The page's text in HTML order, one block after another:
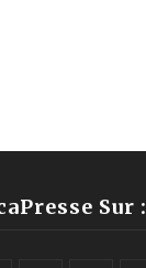
Sur :